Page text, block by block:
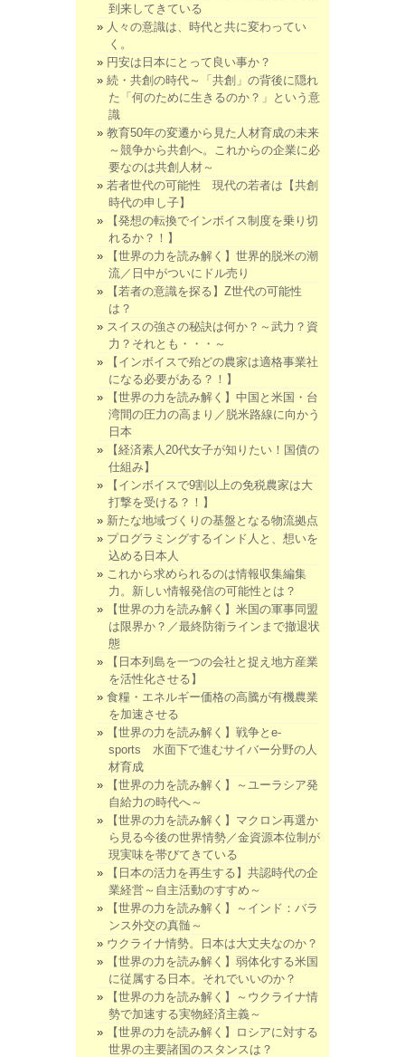
到来してきている
人々の意識は、時代と共に変わってい
く。
円安は日本にとって良い事か？
続・共創の時代～「共創」の背後に隠れ
た「何のために生きるのか？」という意
識
教育50年の変遷から見た人材育成の未来
～競争から共創へ。これからの企業に必
要なのは共創人材～
若者世代の可能性 現代の若者は【共創
時代の申し子】
【発想の転換でインボイス制度を乗り切
れるか？！】
【世界の力を読み解く】世界的脱米の潮
流／日中がついにドル売り
【若者の意識を探る】Z世代の可能性
は？
スイスの強さの秘訣は何か？～武力？資
力？それとも・・・～
【インボイスで殆どの農家は適格事業社
になる必要がある？！】
【世界の力を読み解く】中国と米国・台
湾間の圧力の高まり／脱米路線に向かう
日本
【経済素人20代女子が知りたい！国債の
仕組み】
【インボイスで9割以上の免税農家は大
打撃を受ける？！】
新たな地域づくりの基盤となる物流拠点
プログラミングするインド人と、想いを
込める日本人
これから求められるのは情報収集編集
力。新しい情報発信の可能性とは？
【世界の力を読み解く】米国の軍事同盟
は限界か？／最終防衛ラインまで撤退状
態
【日本列島を一つの会社と捉え地方産業
を活性化させる】
食糧・エネルギー価格の高騰が有機農業
を加速させる
【世界の力を読み解く】戦争とe-
sports 水面下で進むサイバー分野の人
材育成
【世界の力を読み解く】～ユーラシア発
自給力の時代へ～
【世界の力を読み解く】マクロン再選か
ら見る今後の世界情勢／金資源本位制が
現実味を帯びてきている
【日本の活力を再生する】共認時代の企
業経営～自主活動のすすめ～
【世界の力を読み解く】～インド：バラ
ンス外交の真髄～
ウクライナ情勢。日本は大丈夫なのか？
【世界の力を読み解く】弱体化する米国
に従属する日本。それでいいのか？
【世界の力を読み解く】～ウクライナ情
勢で加速する実物経済主義～
【世界の力を読み解く】ロシアに対する
世界の主要諸国のスタンスは？